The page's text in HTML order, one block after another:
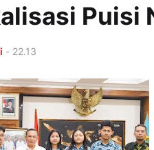
Puisi
- 22.13